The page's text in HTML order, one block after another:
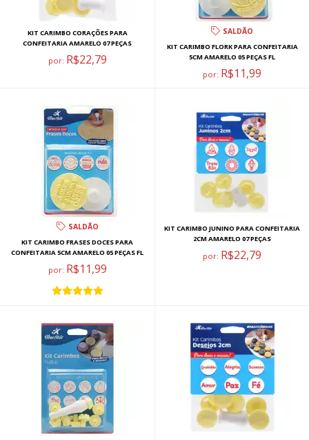
KIT CARIMBO CORAÇÕES PARA
CONFEITARIA AMARELO 07 PEÇAS
por: R$22,79
SALDÃO
KIT CARIMBO FLORK PARA CONFEITARIA
5CM AMARELO 05 PEÇAS FL
por: R$11,99
SALDÃO
KIT CARIMBO FRASES DOCES PARA
CONFEITARIA 5CM AMARELO 05 PEÇAS FL
por: R$11,99
KIT CARIMBO JUNINO PARA CONFEITARIA
2CM AMARELO 07 PEÇAS
por: R$22,79